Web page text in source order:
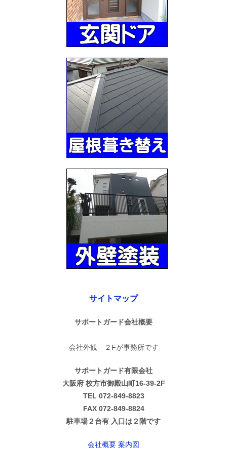
サイトマップ
サポートガード会社概要
会社外観 ２Fが事務所です
サポートガード有限会社
大阪府 枚方市御殿山町16-39-2F
TEL 072-849-8823
FAX 072-849-8824
駐車場２台有 入口は２階です
会社概要 案内図